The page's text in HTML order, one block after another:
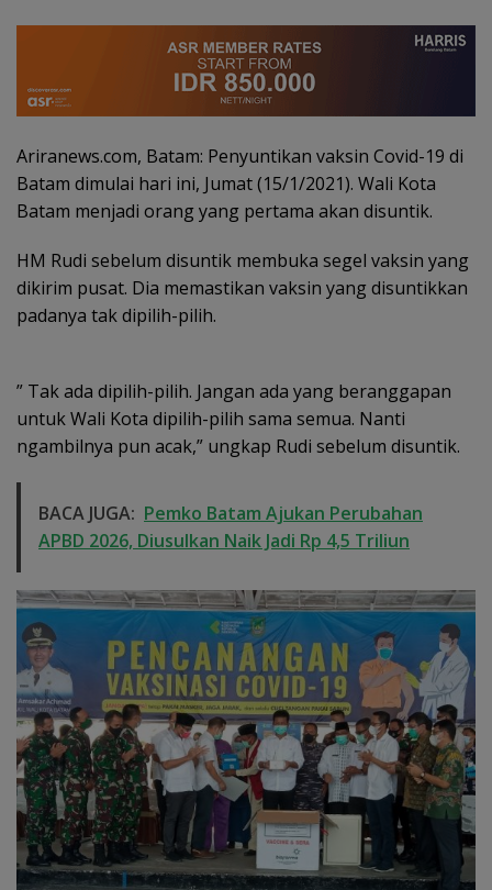
Ariranews.com, Batam: Penyuntikan vaksin Covid-19 di
Batam dimulai hari ini, Jumat (15/1/2021). Wali Kota
Batam menjadi orang yang pertama akan disuntik.
HM Rudi sebelum disuntik membuka segel vaksin yang
dikirim pusat. Dia memastikan vaksin yang disuntikkan
padanya tak dipilih-pilih.
” Tak ada dipilih-pilih. Jangan ada yang beranggapan
untuk Wali Kota dipilih-pilih sama semua. Nanti
ngambilnya pun acak,” ungkap Rudi sebelum disuntik.
BACA JUGA: Pemko Batam Ajukan Perubahan
APBD 2026, Diusulkan Naik Jadi Rp 4,5 Triliun